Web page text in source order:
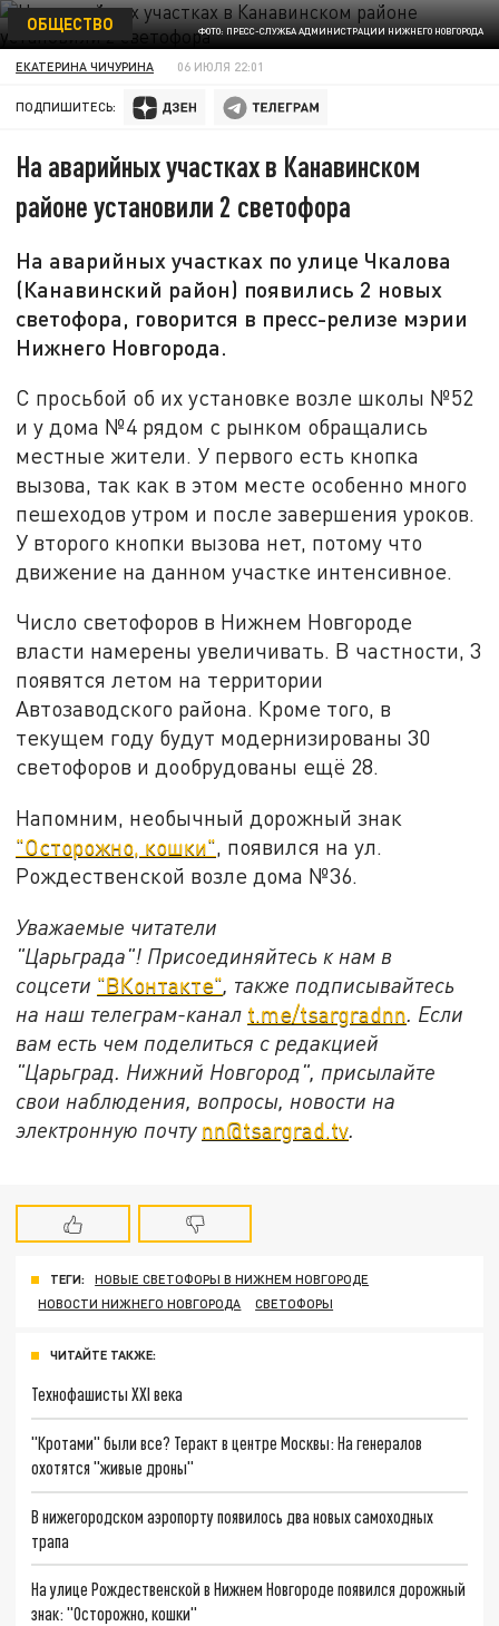
ФОТО: ПРЕСС-СЛУЖБА АДМИНИСТРАЦИИ НИЖНЕГО НОВГОРОДА
ОБЩЕСТВО
ЕКАТЕРИНА ЧИЧУРИНА 06 ИЮЛЯ 22:01
ПОДПИШИТЕСЬ:
На аварийных участках в Канавинском
районе установили 2 светофора
На аварийных участках по улице Чкалова
(Канавинский район) появились 2 новых
светофора, говорится в пресс-релизе мэрии
Нижнего Новгорода.
С просьбой об их установке возле школы №52
и у дома №4 рядом с рынком обращались
местные жители. У первого есть кнопка
вызова, так как в этом месте особенно много
пешеходов утром и после завершения уроков.
У второго кнопки вызова нет, потому что
движение на данном участке интенсивное.
Число светофоров в Нижнем Новгороде
власти намерены увеличивать. В частности, 3
появятся летом на территории
Автозаводского района. Кроме того, в
текущем году будут модернизированы 30
светофоров и дообрудованы ещё 28.
Напомним, необычный дорожный знак
"Осторожно, кошки", появился на ул.
Рождественской возле дома №36.
Уважаемые читатели
"Царьграда"! Присоединяйтесь к нам в
соцсети "ВКонтакте", также подписывайтесь
на наш телеграм-канал t.me/tsargradnn. Если
вам есть чем поделиться с редакцией
"Царьград. Нижний Новгород", присылайте
свои наблюдения, вопросы, новости на
электронную почту nn@tsargrad.tv.
ТЕГИ:
НОВЫЕ СВЕТОФОРЫ В НИЖНЕМ НОВГОРОДЕ
НОВОСТИ НИЖНЕГО НОВГОРОДА
СВЕТОФОРЫ
ЧИТАЙТЕ ТАКЖЕ:
Технофашисты XXI века
"Кротами" были все? Теракт в центре Москвы: На генералов
охотятся "живые дроны"
В нижегородском аэропорту появилось два новых самоходных
трапа
На улице Рождественской в Нижнем Новгороде появился дорожный
знак: "Осторожно, кошки"